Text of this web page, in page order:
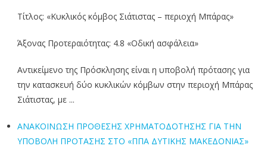
Τίτλος: «Κυκλικός κόμβος Σιάτιστας – περιοχή Μπάρας»
Άξονας Προτεραιότητας: 4.8 «Οδική ασφάλεια»
Αντικείμενο της Πρόσκλησης είναι η υποβολή πρότασης για
την κατασκευή δύο κυκλικών κόμβων στην περιοχή Μπάρας
Σιάτιστας, με ...
ΑΝΑΚΟΙΝΩΣΗ ΠΡΟΘΕΣΗΣ ΧΡΗΜΑΤΟΔΟΤΗΣΗΣ ΓΙΑ ΤΗΝ
ΥΠΟΒΟΛΗ ΠΡΟΤΑΣΗΣ ΣΤΟ «ΠΠΑ ΔΥΤΙΚΗΣ ΜΑΚΕΔΟΝΙΑΣ»